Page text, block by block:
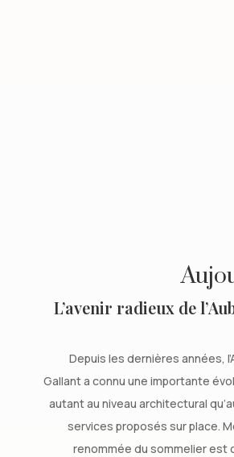
L’avenir radieux de
Depuis les dernières années,
Gallant a connu une importante
autant au niveau architectural
services proposés sur place.
renommée du sommelier est